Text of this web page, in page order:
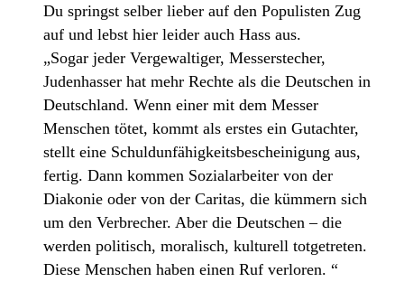
Du springst selber lieber auf den Populisten Zug
auf und lebst hier leider auch Hass aus.
„Sogar jeder Vergewaltiger, Messerstecher,
Judenhasser hat mehr Rechte als die Deutschen in
Deutschland. Wenn einer mit dem Messer
Menschen tötet, kommt als erstes ein Gutachter,
stellt eine Schuldunfähigkeitsbescheinigung aus,
fertig. Dann kommen Sozialarbeiter von der
Diakonie oder von der Caritas, die kümmern sich
um den Verbrecher. Aber die Deutschen – die
werden politisch, moralisch, kulturell totgetreten.
Diese Menschen haben einen Ruf verloren. “